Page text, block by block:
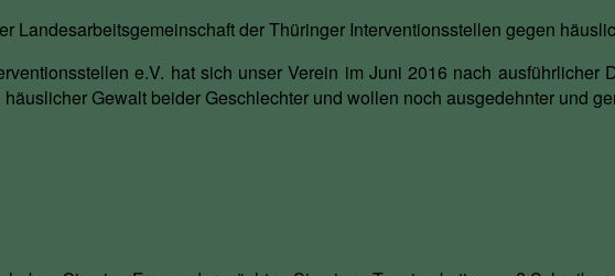
Landesarbeitsgemeinschaft der Thüringer Interventionsstellen gegen
e.V. hat sich unser Verein im Juni 2016 nach
Gewalt beider Geschlechter und wollen noch ausgedehnter und